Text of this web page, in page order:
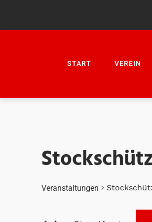
START VEREIN
Veranstaltungen